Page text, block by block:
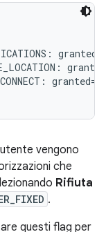
vengono
che
Rifiuta
.
questi flag per